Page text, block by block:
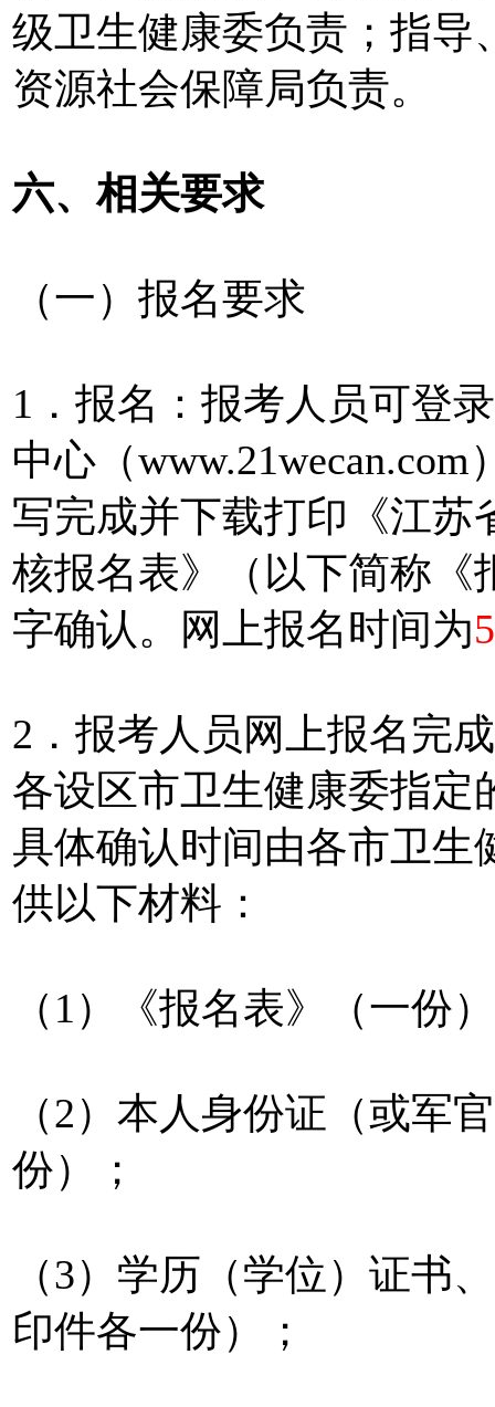
级卫生健康委负责；指导
资源社会保障局负责。
六、相关要求
（一）报名要求
1．报名：报考人员可登
中心（
写完成并下载打印《江苏
核报名表》（以下简称《
字确认。网上报名时间为
2．报考人员网上报名完
各设区市卫生健康委指定
具体确认时间由各市卫生
供以下材料：
（1）《报名表》（一份
（2）本人身份证（或军
份）；
（3）学历（学位）证书
印件各一份）；